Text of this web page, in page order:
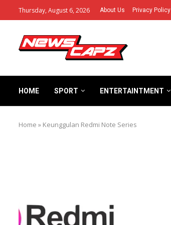
Thursday, August 6, 2026 About Us Privacy Policy
HOME SPORT ENTERTAINTMENT
Home » Keunggulan Redmi Note Series